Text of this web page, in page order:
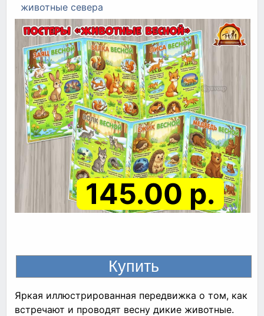
животные севера
145.00 р.
Яркая иллюстрированная передвижка о том, как
встречают и проводят весну дикие животные.